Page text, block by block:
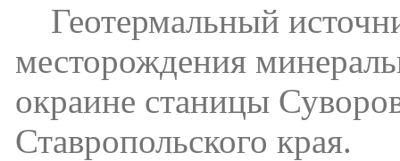
Геотермальный
месторождения
окраине станицы
Ставропольского края.